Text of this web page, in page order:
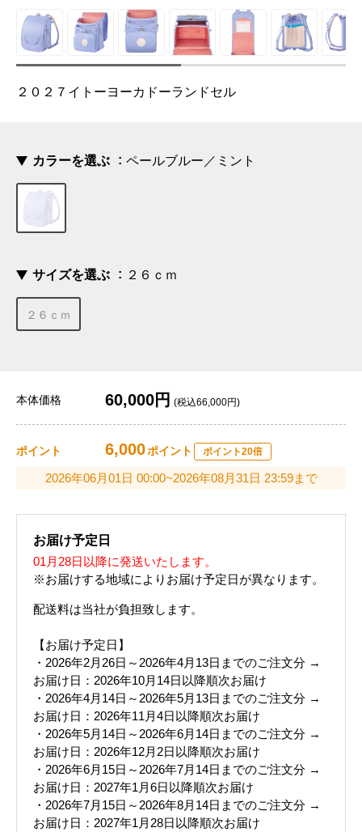
２０２７イトーヨーカドーランドセル
カラーを選ぶ ペールブルー／ミント
サイズを選ぶ ２６ｃｍ
２６ｃｍ
本体価格 60,000円 (税込66,000円)
ポイント 6,000ポイント ポイント20倍
2026年06月01日 00:00~2026年08月31日 23:59まで
お届け予定日
01月28日以降に発送いたします。
※お届けする地域によりお届け予定日が異なります。
配送料は当社が負担致します。
【お届け予定日】
・2026年2月26日～2026年4月13日までのご注文分 →
お届け日：2026年10月14日以降順次お届け
・2026年4月14日～2026年5月13日までのご注文分 →
お届け日：2026年11月4日以降順次お届け
・2026年5月14日～2026年6月14日までのご注文分 →
お届け日：2026年12月2日以降順次お届け
・2026年6月15日～2026年7月14日までのご注文分 →
お届け日：2027年1月6日以降順次お届け
・2026年7月15日～2026年8月14日までのご注文分 →
お届け日：2027年1月28日以降順次お届け